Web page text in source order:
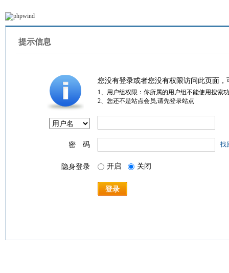
提示信息
您没有登录或者您没有权限访问此页面
1、用户组权限：你所属的用户组不能使用搜索
2、您还不是站点会员,请先登录站点
密 码 找
隐身登录 开启 关闭
登录